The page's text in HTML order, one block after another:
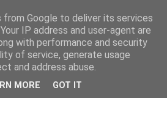
sobre accesibilidad en
from Google to deliver its services
IP address and user-agent are
with performance and security
of service, generate usage
and address abuse.
MORE GOT IT